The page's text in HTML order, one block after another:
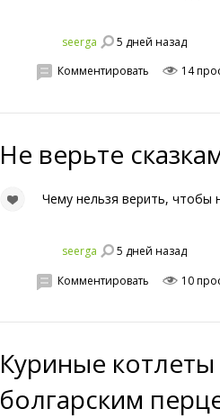
seerga 5 дней назад
Комментировать 14
Не верьте
Чему нельзя верить, чтобы
seerga 5 дней назад
Комментировать 10
Куриные
болгарским